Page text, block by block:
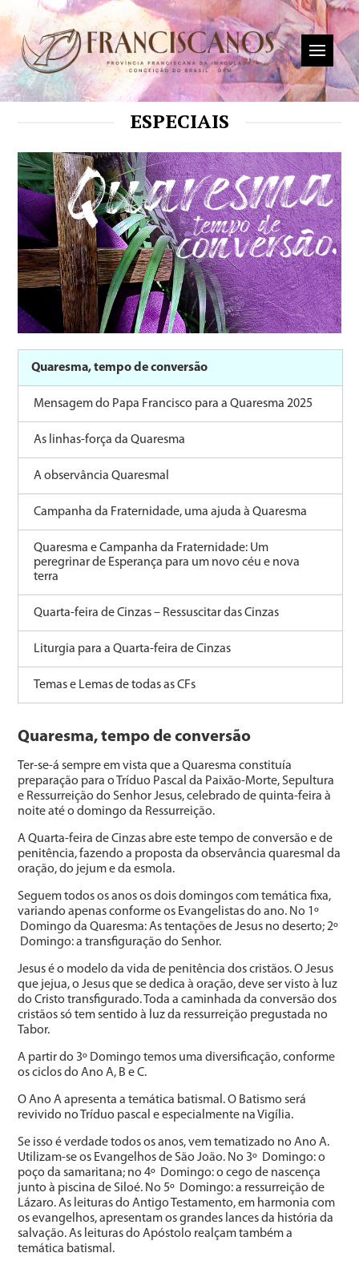
ESPECIAIS
Quaresma, tempo de conversão
Mensagem do Papa Francisco para a Quaresma 2025
As linhas-força da Quaresma
A observância Quaresmal
Campanha da Fraternidade, uma ajuda à Quaresma
Quaresma e Campanha da Fraternidade: Um
peregrinar de Esperança para um novo céu e nova
terra
Quarta-feira de Cinzas – Ressuscitar das Cinzas
Liturgia para a Quarta-feira de Cinzas
Temas e Lemas de todas as CFs
Quaresma, tempo de conversão
Ter-se-á sempre em vista que a Quaresma constituía
preparação para o Tríduo Pascal da Paixão-Morte, Sepultura
e Ressurreição do Senhor Jesus, celebrado de quinta-feira à
noite até o domingo da Ressurreição.
A Quarta-feira de Cinzas abre este tempo de conversão e de
penitência, fazendo a proposta da observância quaresmal da
oração, do jejum e da esmola.
Seguem todos os anos os dois domingos com temática fixa,
variando apenas conforme os Evangelistas do ano. No 1º
Domingo da Quaresma: As tentações de Jesus no deserto; 2º
Domingo: a transfiguração do Senhor.
Jesus é o modelo da vida de penitência dos cristãos. O Jesus
que jejua, o Jesus que se dedica à oração, deve ser visto à luz
do Cristo transfigurado. Toda a caminhada da conversão dos
cristãos só tem sentido à luz da ressurreição pregustada no
Tabor.
A partir do 3º Domingo temos uma diversificação, conforme
os ciclos do Ano A, B e C.
O Ano A apresenta a temática batismal. O Batismo será
revivido no Tríduo pascal e especialmente na Vigília.
Se isso é verdade todos os anos, vem tematizado no Ano A.
Utilizam-se os Evangelhos de São João. No 3º Domingo: o
poço da samaritana; no 4º Domingo: o cego de nascença
junto à piscina de Siloé. No 5º Domingo: a ressurreição de
Lázaro. As leituras do Antigo Testamento, em harmonia com
os evangelhos, apresentam os grandes lances da história da
salvação. As leituras do Apóstolo realçam também a
temática batismal.